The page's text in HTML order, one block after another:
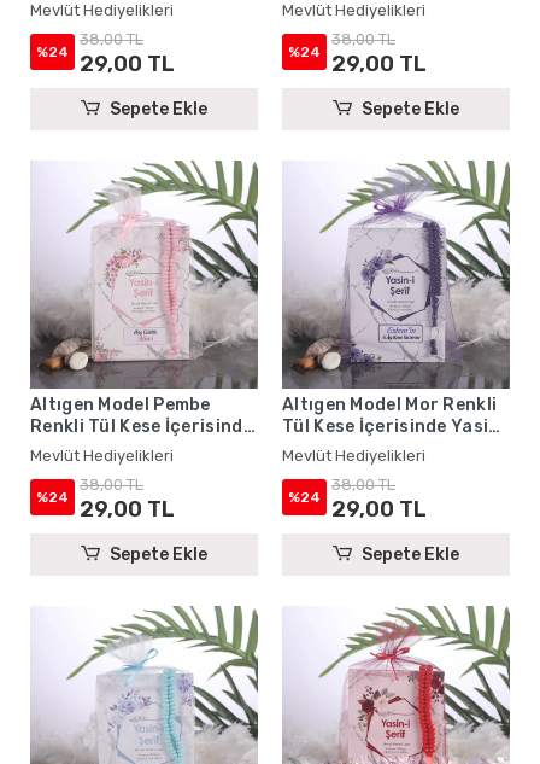
Hediyelikleri
Mevlüt Hediyelikleri
%24
38,00 TL
29,00 TL
Sepete Ekle
Mevlüt Hediyelikleri
Mevlüt Hediyelikleri
%24
38,00 TL
29,00 TL
Sepete Ekle
Altıgen Model Pembe
Renkli Tül Kese İçerisinde
Yasin Kitabı ve Tesbih -
Mevlüt Hediyelikleri
Mevlüt Hediyelikleri
%24
38,00 TL
29,00 TL
Sepete Ekle
Altıgen Model Mor Renkli
Tül Kese İçerisinde Yasin
Kitabı ve Tesbih - Mevlüt
Hediyelikleri
Mevlüt Hediyelikleri
%24
38,00 TL
29,00 TL
Sepete Ekle